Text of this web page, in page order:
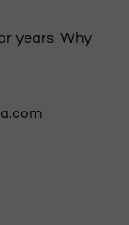
years. Why